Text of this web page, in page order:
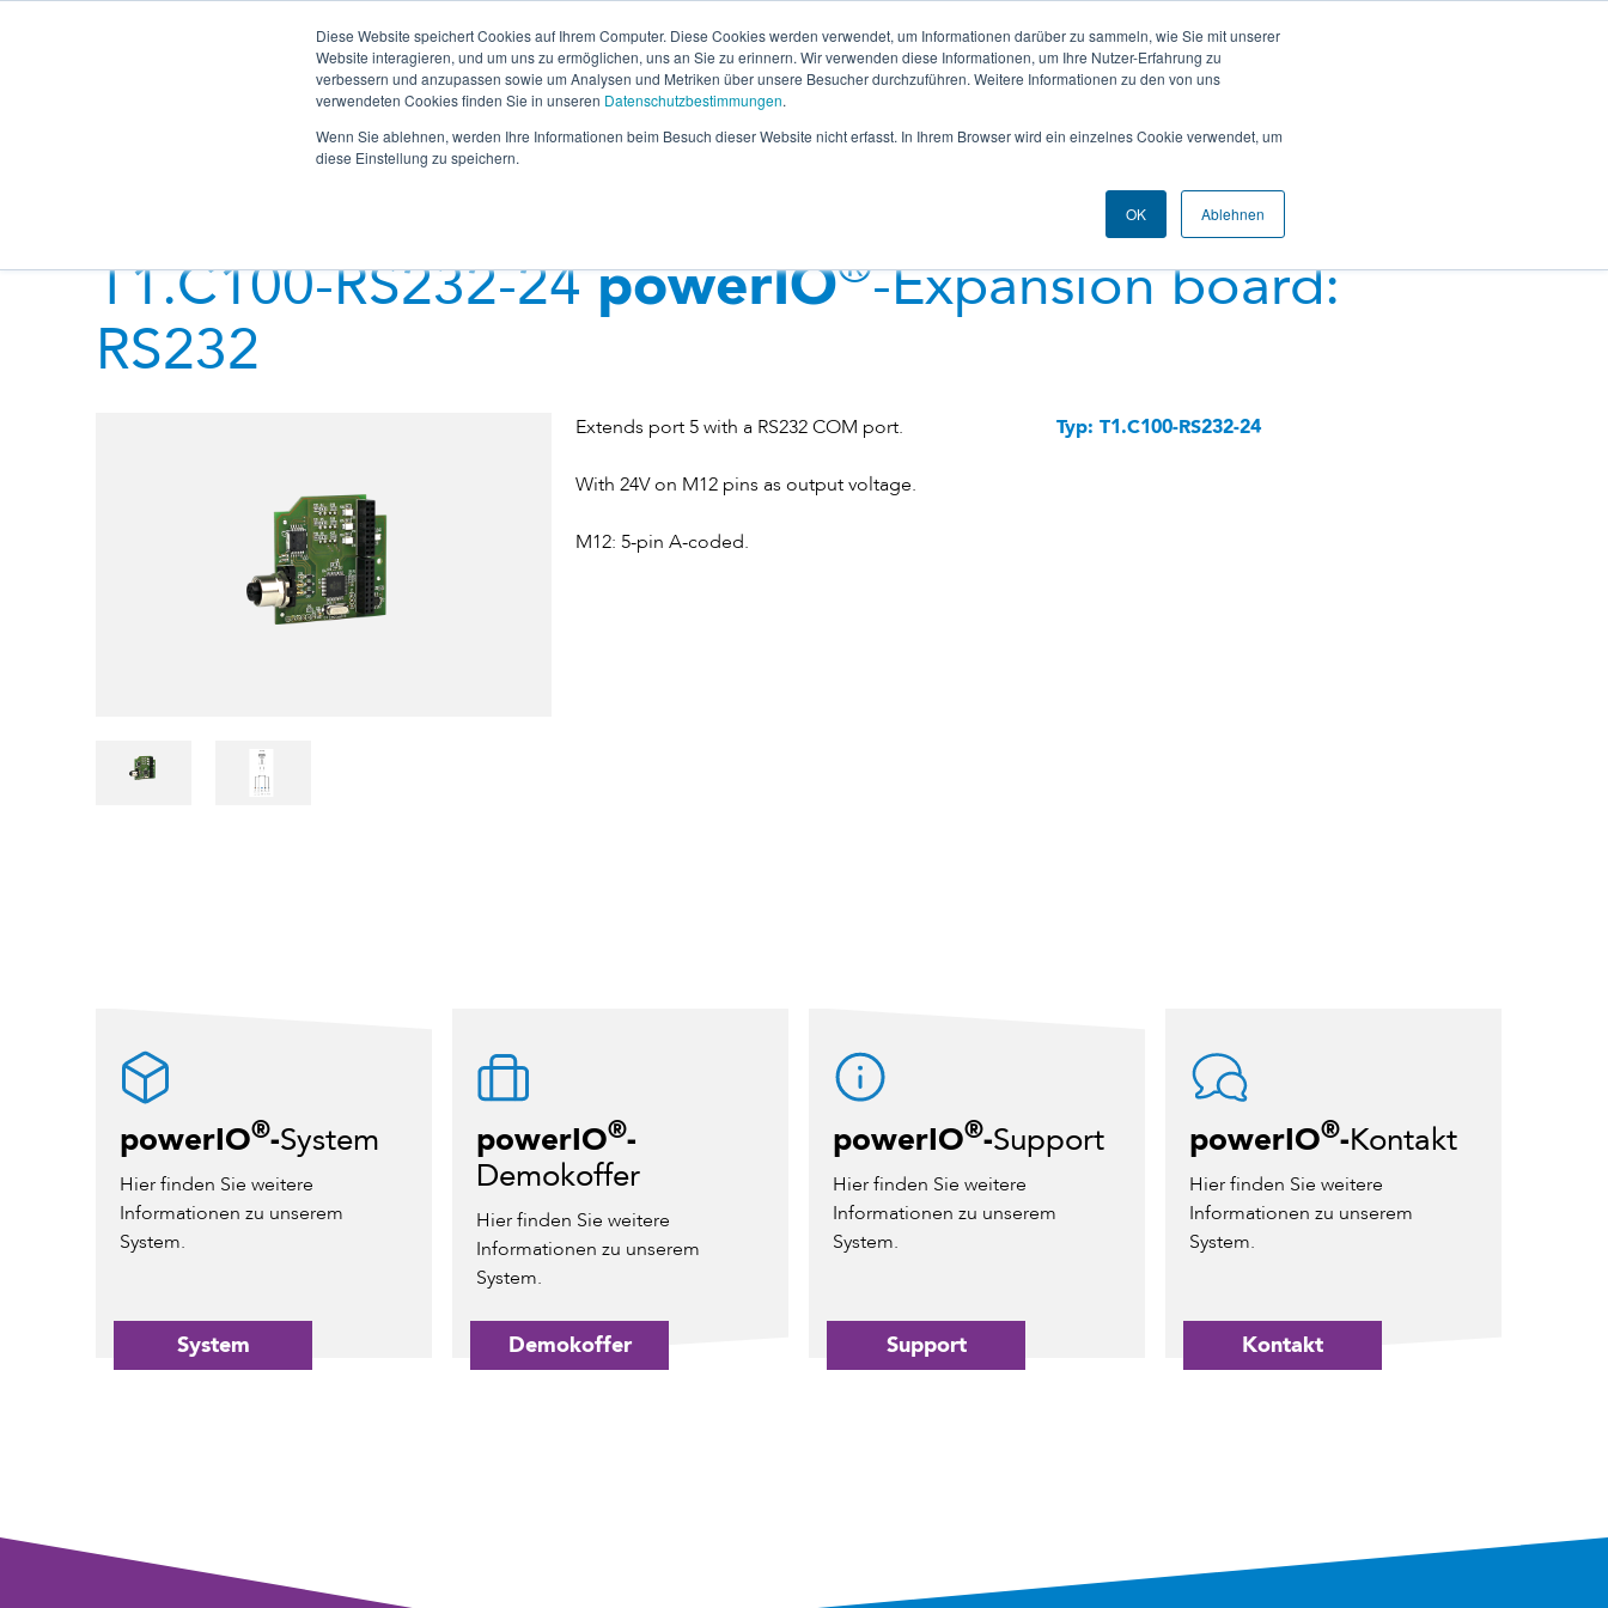
Diese Website speichert Cookies auf Ihrem Computer. Diese Cookies werden verwendet, um Informationen darüber zu sammeln, wie Sie mit unserer
Website interagieren, und um uns zu ermöglichen, uns an Sie zu erinnern. Wir verwenden diese Informationen, um Ihre Nutzer-Erfahrung zu
verbessern und anzupassen sowie um Analysen und Metriken über unsere Besucher durchzuführen. Weitere Informationen zu den von uns
verwendeten Cookies finden Sie in unseren Datenschutzbestimmungen.
Wenn Sie ablehnen, werden Ihre Informationen beim Besuch dieser Website nicht erfasst. In Ihrem Browser wird ein einzelnes Cookie verwendet, um
diese Einstellung zu speichern.
OK Ablehnen
powerIO.LEARN Support Hub Online Shop powerIO Orbit
System Products
T1.C100-RS232-24powerIO®-Expansion board:
RS232
Extends port 5 with a RS232 COM port.
With 24V on M12 pins as output voltage.
M12: 5-pin A-coded.
Typ: T1.C100-RS232-24
powerIO®-System
Hier finden Sie weitere
Informationen zu unserem
System.
System
powerIO®-
Demokoffer
Hier finden Sie weitere
Informationen zu unserem
System.
Demokoffer
powerIO®-Support
Hier finden Sie weitere
Informationen zu unserem
System.
Support
powerIO®-Kontakt
Hier finden Sie weitere
Informationen zu unserem
System.
Kontakt